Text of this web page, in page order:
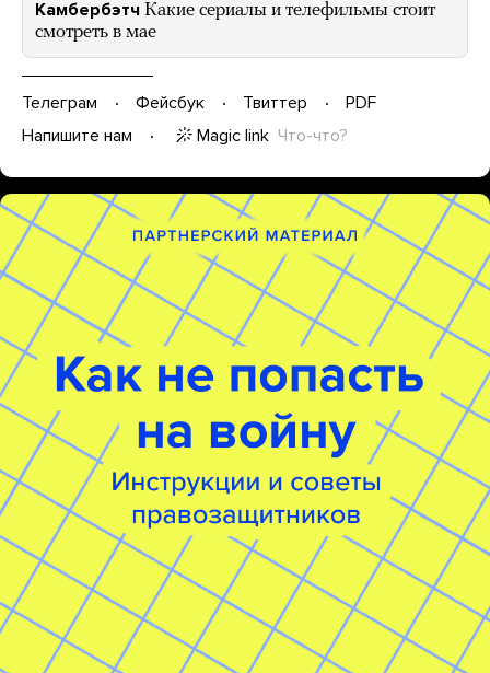
Камбербэтч Какие сериалы и телефильмы стоит
смотреть в мае
Телеграм Фейсбук Твиттер
PDF
Напишите нам
Magic link Что-что?